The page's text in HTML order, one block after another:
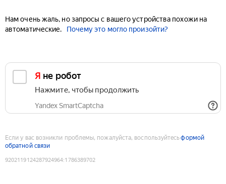
Нам очень жаль, но запросы с вашего устройства похожи на
автоматические.
Почему это могло произойти?
Я не робот
Нажмите, чтобы продолжить
Yandex SmartCaptcha
Если у вас возникли проблемы, пожалуйста, воспользуйтесьформой
обратной связи
9202119124287924964:1786389702